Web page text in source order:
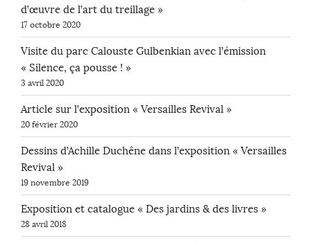
d’œuvre de l’art du treillage »
17 octobre 2020
Visite du parc Calouste Gulbenkian avec l’émission
« Silence, ça pousse ! »
3 avril 2020
Article sur l’exposition « Versailles Revival »
20 février 2020
Dessins d’Achille Duchêne dans l’exposition « Versailles
Revival »
19 novembre 2019
Exposition et catalogue « Des jardins & des livres »
28 avril 2018